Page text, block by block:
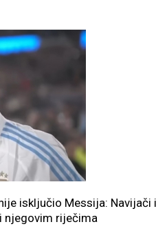
isključio Messija: Navijači i
njegovim riječima